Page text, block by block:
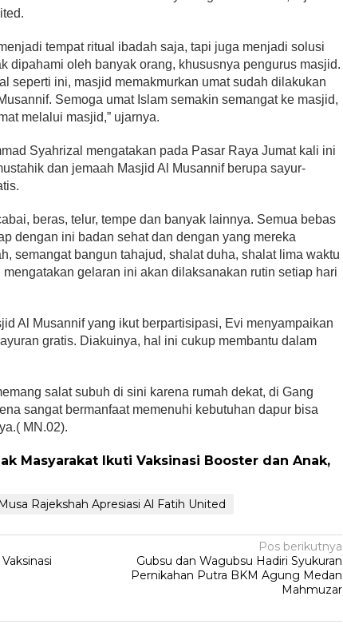
tempat ritual ibadah saja, tapi juga menjadi solusi
dipahami oleh banyak orang, khususnya pengurus masjid.
seperti ini, masjid memakmurkan umat sudah dilakukan
Semoga umat Islam semakin semangat ke masjid,
melalui masjid,” ujarnya.
Syahrizal mengatakan pada Pasar Raya Jumat kali ini
dan jemaah Masjid Al Musannif berupa sayur-
beras, telur, tempe dan banyak lainnya. Semua bebas
dengan ini badan sehat dan dengan yang mereka
semangat bangun tahajud, shalat duha, shalat lima waktu
gelaran ini akan dilaksanakan rutin setiap hari
Al Musannif yang ikut berpartisipasi, Evi menyampaikan
gratis. Diakuinya, hal ini cukup membantu dalam
salat subuh di sini karena rumah dekat, di Gang
sangat bermanfaat memenuhi kebutuhan dapur bisa
MN.02).
Masyarakat Ikuti Vaksinasi Booster dan Anak,
Rajekshah Apresiasi Al Fatih United
Pos berikutnya
Gubsu dan Wagubsu Hadiri Syukuran
Pernikahan Putra BKM Agung Medan
Mahmuzar